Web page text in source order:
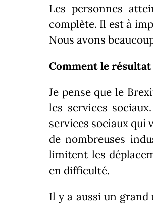
Les personnes
complète. Il est à
Nous avons
Comment le
Je pense que le
les services sociaux.
services sociaux qui
de nombreuses
limitent les
en difficulté.
Il y a aussi un